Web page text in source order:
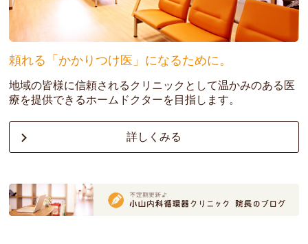
2025/09/30
新型コロナウイルス予防接種のお知らせ(予約必要)
期間 : 2025年(R7)10月1日～2026年(R8)1月31日
対象者および費用 :12歳以上 : ¥16,000(税込)／回
予約方法 : クリニックの窓口または電話(0797-82-3055)
・行政からのクーポン券は発行されません
・新型コロナワクチンと他のワクチンとの同時接種については、特
頼れる「かかりつけ医」になるために。
地域の皆様に信頼されるクリニックとして温かみのある医
療を提供できるホームドクターを目指します。
詳しくみる